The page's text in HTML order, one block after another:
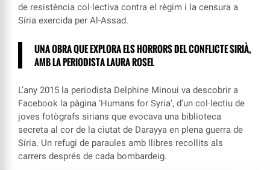
de resistència col·lectiva contra el règim i la censura a
Síria exercida per Al-Assad.
UNA OBRA QUE EXPLORA ELS HORRORS DEL CONFLICTE SIRIÀ,
AMB LA PERIODISTA LAURA ROSEL
L’any 2015 la periodista Delphine Minoui va descobrir a
Facebook la pàgina ‘Humans for Syria’, d’un col·lectiu de
joves fotògrafs sirians que evocava una biblioteca
secreta al cor de la ciutat de Darayya en plena guerra de
Síria. Un refugi de paraules amb llibres recollits als
carrers després de cada bombardeig.